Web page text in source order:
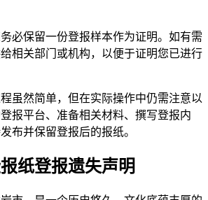
必保留一份登报样本作为证明。如有需
相关部门或机构，以便于证明您已进行
虽然简单，但在实际操作中仍需注意以
报平台、准备相关材料、撰写登报内
布并保留登报后的报纸。
纸登报遗失声明